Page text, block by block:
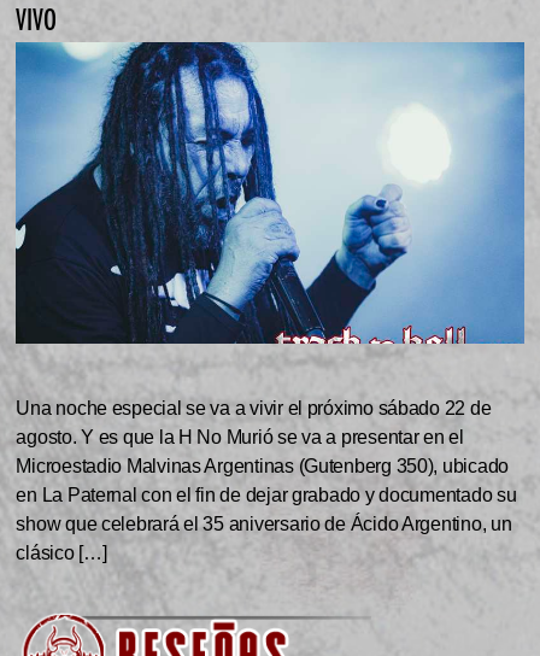
VIVO
Una noche especial se va a vivir el próximo sábado 22 de
agosto. Y es que la H No Murió se va a presentar en el
Microestadio Malvinas Argentinas (Gutenberg 350), ubicado
en La Paternal con el fin de dejar grabado y documentado su
show que celebrará el 35 aniversario de Ácido Argentino, un
clásico […]